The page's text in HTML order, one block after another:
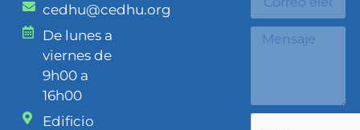
cedhu@cedhu.org
De lunes a
viernes de
9h00 a
16h00
Edificio